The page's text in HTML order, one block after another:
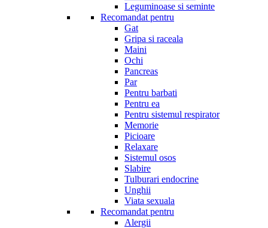
Leguminoase si seminte
Recomandat pentru
Gat
Gripa si raceala
Maini
Ochi
Pancreas
Par
Pentru barbati
Pentru ea
Pentru sistemul respirator
Memorie
Picioare
Relaxare
Sistemul osos
Slabire
Tulburari endocrine
Unghii
Viata sexuala
Recomandat pentru
Alergii